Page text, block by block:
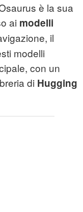
è la sua
ai modelli
il
modelli
con un
di Hugging